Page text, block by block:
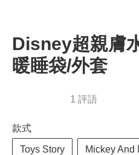
Disney超親膚
暖睡袋/外套
1 評語
款式
Toys Story Mickey And